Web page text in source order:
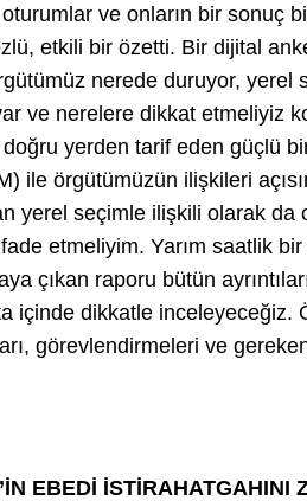
ve onların bir sonuç
etkili bir özetti. Bir dijital
nerede duruyor, yerel
ve nerelere dikkat etmeliyiz
yerden tarif eden güçlü
ile örgütümüzün ilişkileri
yerel seçimle ilişkili olarak da
etmeliyim. Yarım saatlik bir
çıkan raporu bütün
içinde dikkatle inceleyeceğiz.
görevlendirmeleri ve
EBEDİ İSTİRAHATGAHINI